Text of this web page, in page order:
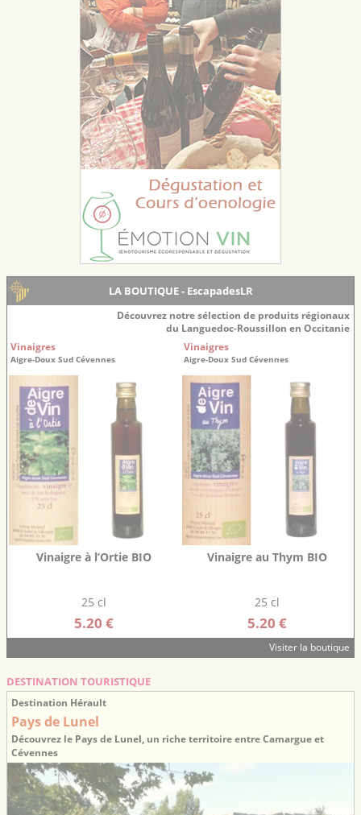
LA BOUTIQUE - EscapadesLR
Découvrez notre sélection de produits régionaux
du Languedoc-Roussillon en Occitanie
Vinaigres
Aigre-Doux Sud Cévennes
Vinaigre à l’Ortie BIO
25 cl
5.20 €
Vinaigres
Aigre-Doux Sud Cévennes
Vinaigre au Thym BIO
25 cl
5.20 €
Visiter la boutique
DESTINATION TOURISTIQUE
Destination Hérault
Pays de Lunel
Découvrez le Pays de Lunel, un riche territoire entre Camargue et
Cévennes